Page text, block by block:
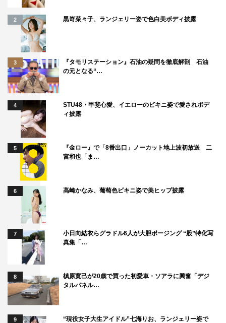
2 黒嵜菜々子、ランジェリー姿で色白美ボディ披露
3
『タモリステーション』石油の疑問を徹底解剖 石油
の元となる“…
4
STU48・甲斐心愛、イエローのビキニ姿で愛されボデ
ィ披露
5
『金ロー』で「8番出口」ノーカット地上波初放送 二
宮和也「ま…
6 高崎かなみ、葡萄色ビキニ姿で美ヒップ披露
7
小日向結衣らグラドル6人が大胆ポージング “股”特化写
真集「…
8
槙原寛己が20歳で買った初愛車・ソアラに興奮「デジ
タルパネル…
9
“現役女子大生アイドル”七海りお、ランジェリー姿で